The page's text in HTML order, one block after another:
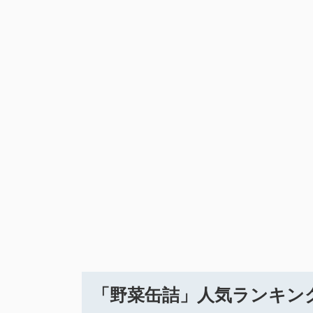
「野菜缶詰」人気ランキン